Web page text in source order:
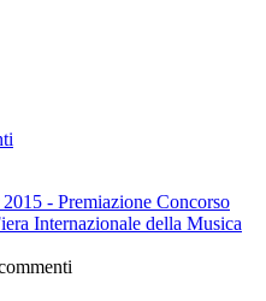
- Premiazione Concorso
Internazionale della Musica